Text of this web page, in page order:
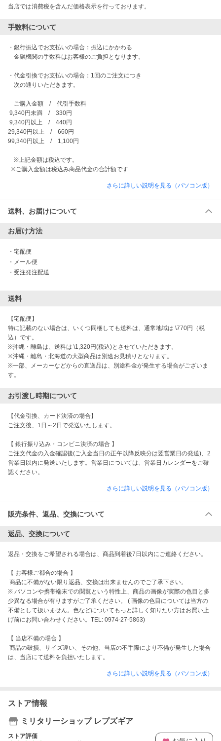
当店では消費税を含んだ価格表示を行っております。
手数料について
・銀行振込でお支払いの場合：振込にかかわる
金融機関の手数料はお客様のご負担となります。
・代金引換でお支払いの場合：1回のご注文につき
次の通りいただきます。
ご購入金額　/　代引手数料
29,340円以上　/　660円
99,340円以上　/　1,100円
※上記金額は税込です。
  ※ご購入金額は税込み商品代金の合計額です
さらに詳しい説明を見る（パソコン版）
送料、お届けについて
お届け方法
・ 宅配便
・ メール便
・ 受注発注配送
送料
【宅配便】
特に記載のない場合は、いくつ同梱しても送料は、通常地域は \770円（税
込）です。
※沖縄・離島は、送料は \1,320円(税込)とさせていただきます。
※沖縄・離島・北海道の大型商品は別途お見積りとなります。
※一部、メーカーなどからの直送品は、別途料金が発生する場合がございま
す。
お引渡し時期について
【代金引換、カード決済の場合】
ご注文後、1日～2日で発送いたします。
【 銀行振り込み・コンビニ決済の場合 】
ご注文代金の入金確認後(ご入金当日の正午以降反映分は翌営業日の発送)、2
営業日以内に発送いたします。営業日については、営業日カレンダーをご確
認ください。
さらに詳しい説明を見る（パソコン版）
販売条件、返品、交換について
返品、交換について
返品・交換をご希望される場合は、商品到着後7日以内にご連絡ください。
【 お客様ご都合の場合 】
※ パソコンや携帯端末での閲覧という特性上、商品の画像が実際の色目と多
少異なる場合が有りますがご了承ください。 ( 画像の色目については当方の
不備として扱いません。色などについてもっと詳しく知りたい方はお買い上
げ前にお問い合わせください。TEL: 0974-27-5863)
【 当店不備の場合 】
は、当店にて送料を負担いたします。
さらに詳しい説明を見る（パソコン版）
ストア情報
ミリタリーショップ レプズギア
ストア評価